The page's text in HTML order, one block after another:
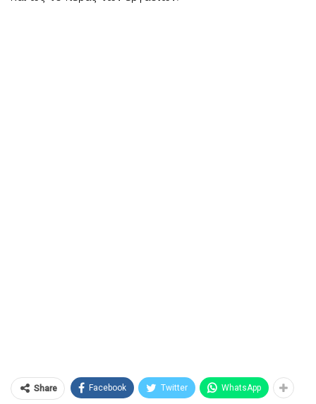
Share Facebook Twitter WhatsApp